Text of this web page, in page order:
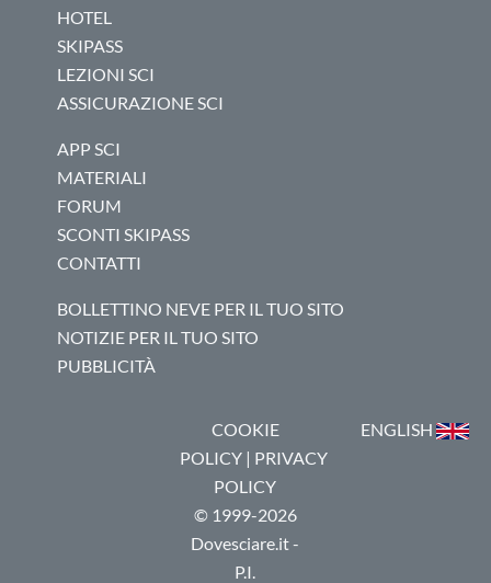
HOTEL
SKIPASS
LEZIONI SCI
ASSICURAZIONE SCI
APP SCI
MATERIALI
FORUM
SCONTI SKIPASS
CONTATTI
BOLLETTINO NEVE PER IL TUO SITO
NOTIZIE PER IL TUO SITO
PUBBLICITÀ
COOKIE
POLICY| PRIVACY
POLICY
© 1999-2026
Dovesciare.it -
P.I.
ENGLISH